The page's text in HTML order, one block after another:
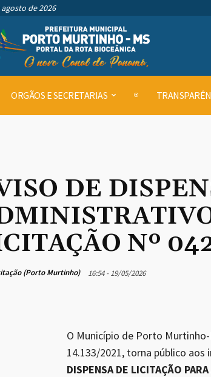
de 2026
ORGÃOS E SECRETARIAS
DE
Nº
(Porto Murtinho) 16:54 - 19/05/2026
O Município de Porto
14.133/2021, torna público
DISPENSA DE LICITAÇÃO